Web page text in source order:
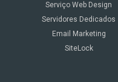
Serviço Web Design
Servidores Dedicados
Email Marketing
SiteLock